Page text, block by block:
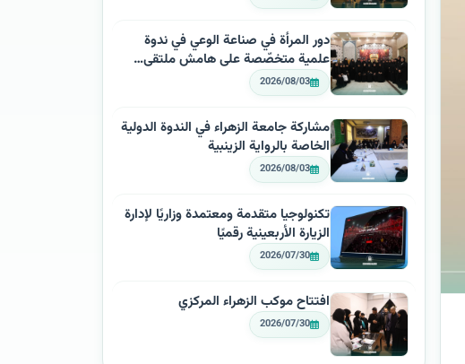
دور المرأة في صناعة الوعي في ندوة
علمية متخصّصة على هامش ملتقى…
2026/08/03
مشاركة جامعة الزهراء في الندوة الدولية
الخاصة بالرواية الزينبية
2026/08/03
تكنولوجيا متقدمة ومعتمدة وزاريًا لإدارة
الزيارة الأربعينية رقميًا
2026/07/30
افتتاح موكب الزهراء المركزي
2026/07/30